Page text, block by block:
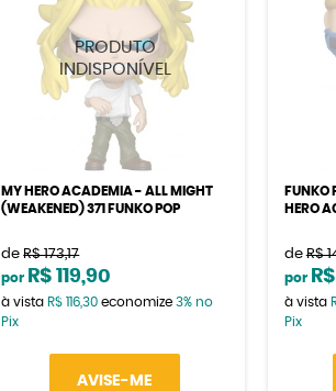
MY HERO ACADEMIA - ALL MIGHT
(WEAKENED) 371 FUNKO POP
de R$ 173,17
por R$ 119,90
à vista R$ 116,30 economize3% no
Pix
AVISE-ME
FUNKO
HERO
de R$
por
à vista
Pix